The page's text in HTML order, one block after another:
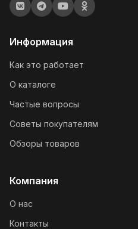
Информация
Как это работает
О каталоге
Частые вопросы
Советы покупателям
Обзоры товаров
Компания
О нас
Контакты